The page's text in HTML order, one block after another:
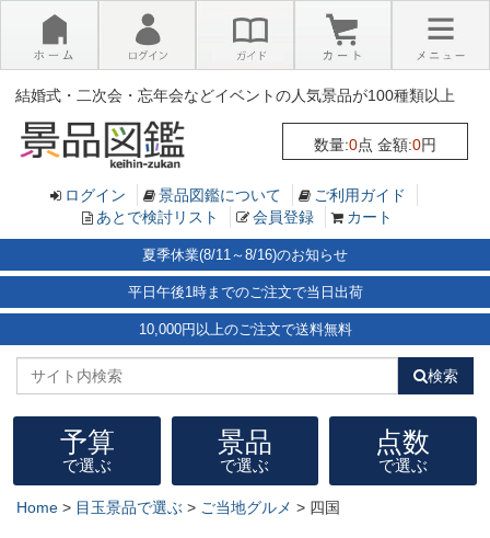
結婚式・二次会・忘年会などイベントの人気景品が100種類以上
数量:0点 金額:0円
×
ログイン 景品図鑑について
ご利用ガイド
あとで検討リスト
会員登録 カート
夏季休業(8/11～8/16)のお知らせ
平日午後1時までのご注文で当日出荷
10,000円以上のご注文で送料無料
検索
予算
で選ぶ
景品
で選ぶ
点数
で選ぶ
Home > 目玉景品で選ぶ > ご当地グルメ > 四国